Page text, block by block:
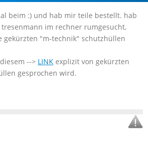
beim :) und hab mir teile bestellt. hab
im rechner rumgesucht,
gekürzten "m-technik" schutzhüllen
--> LINK explizit von gekürzten
gesprochen wird.